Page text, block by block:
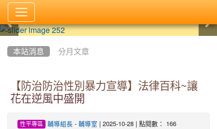
本站消息 分月文章
【防治防治性別暴力宣導】法律百科~讓
花在逆風中盛開
性平專區 輔導組長- 輔導室 | 2025-10-28 | 點閱數： 166